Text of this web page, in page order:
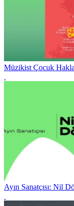
Müzikist Çocuk
Ayın Sanatçısı: Nil